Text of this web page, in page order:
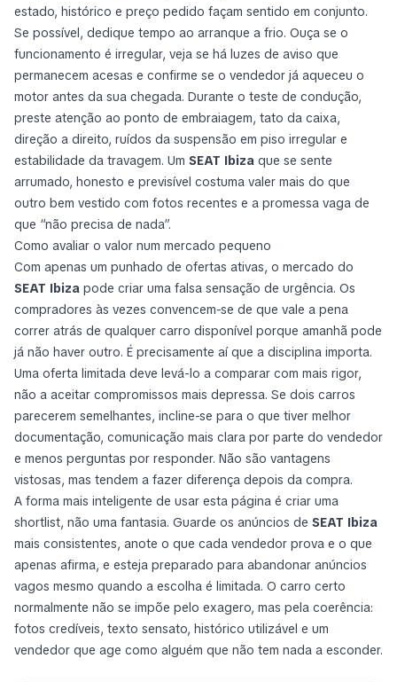
estado, histórico e preço pedido façam sentido em conjunto.
Se possível, dedique tempo ao arranque a frio. Ouça se o
funcionamento é irregular, veja se há luzes de aviso que
permanecem acesas e confirme se o vendedor já aqueceu o
motor antes da sua chegada. Durante o teste de condução,
preste atenção ao ponto de embraiagem, tato da caixa,
direção a direito, ruídos da suspensão em piso irregular e
estabilidade da travagem. Um SEAT Ibiza que se sente
arrumado, honesto e previsível costuma valer mais do que
outro bem vestido com fotos recentes e a promessa vaga de
que “não precisa de nada”.
Como avaliar o valor num mercado pequeno
Com apenas um punhado de ofertas ativas, o mercado do
SEAT Ibiza pode criar uma falsa sensação de urgência. Os
compradores às vezes convencem-se de que vale a pena
correr atrás de qualquer carro disponível porque amanhã pode
já não haver outro. É precisamente aí que a disciplina importa.
Uma oferta limitada deve levá-lo a comparar com mais rigor,
não a aceitar compromissos mais depressa. Se dois carros
parecerem semelhantes, incline-se para o que tiver melhor
documentação, comunicação mais clara por parte do vendedor
e menos perguntas por responder. Não são vantagens
vistosas, mas tendem a fazer diferença depois da compra.
A forma mais inteligente de usar esta página é criar uma
shortlist, não uma fantasia. Guarde os anúncios de SEAT Ibiza
mais consistentes, anote o que cada vendedor prova e o que
apenas afirma, e esteja preparado para abandonar anúncios
vagos mesmo quando a escolha é limitada. O carro certo
normalmente não se impõe pelo exagero, mas pela coerência:
fotos credíveis, texto sensato, histórico utilizável e um
vendedor que age como alguém que não tem nada a esconder.